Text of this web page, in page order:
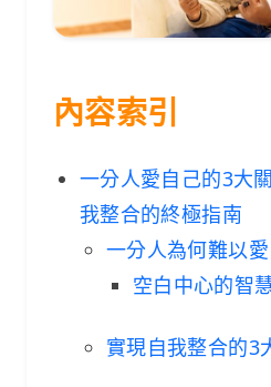
內容索引
一分人愛自己的3大
我整合的終極指南
一分人為何難以
空白中心的智
實現自我整合的3